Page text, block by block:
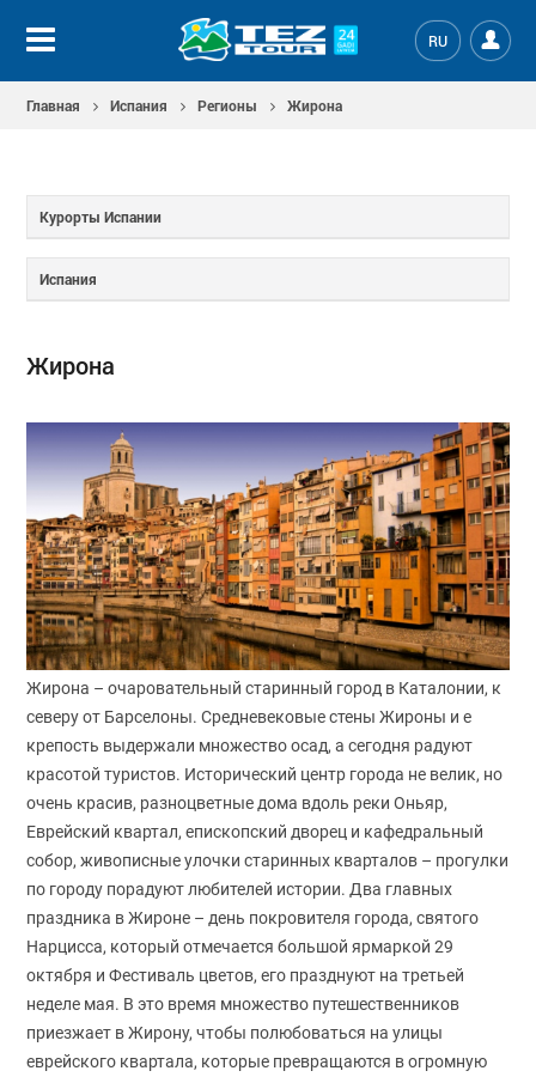
RU
Главная Испания Регионы Жирона
Курорты Испании
Испания
Жирона
Жирона – очаровательный старинный город в Каталонии, к
северу от Барселоны. Средневековые стены Жироны и е
крепость выдержали множество осад, а сегодня радуют
красотой туристов. Исторический центр города не велик, но
очень красив, разноцветные дома вдоль реки Оньяр,
Еврейский квартал, епископский дворец и кафедральный
собор, живописные улочки старинных кварталов – прогулки
по городу порадуют любителей истории. Два главных
праздника в Жироне – день покровителя города, святого
Нарцисса, который отмечается большой ярмаркой 29
октября и Фестиваль цветов, его празднуют на третьей
неделе мая. В это время множество путешественников
приезжает в Жирону, чтобы полюбоваться на улицы
еврейского квартала, которые превращаются в огромную